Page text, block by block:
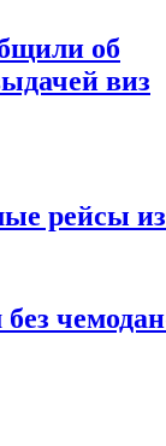
об
виз
рейсы